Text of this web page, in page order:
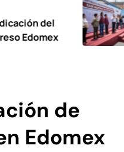
Agosto 6,
De
de
Edomex